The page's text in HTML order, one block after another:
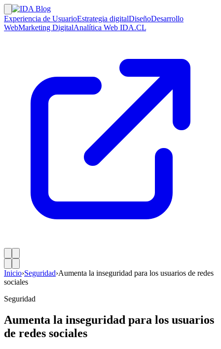
Experiencia de UsuarioEstrategia digitalDiseñoDesarrollo
WebMarketing DigitalAnalítica Web IDA.CL
Inicio›Seguridad›Aumenta la inseguridad para los usuarios de redes
sociales
Seguridad
Aumenta la inseguridad para los usuarios
de redes sociales